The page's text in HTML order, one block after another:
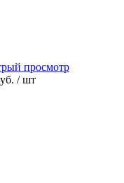
просмотр
/ шт